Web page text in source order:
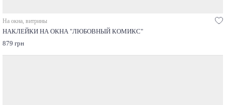
На окна, витрины
НАКЛЕЙКИ НА ОКНА "ЛЮБОВНЫЙ КОМИКС"
879 грн